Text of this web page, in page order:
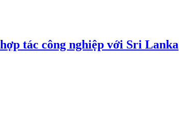
tác công nghiệp với Sri Lanka